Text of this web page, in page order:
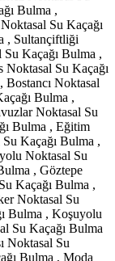
Bulma ,
Su Kaçağı
, Sultançiftliği
Kaçağı Bulma ,
Noktasal Su Kaçağı
Bostancı Noktasal
Bulma ,
Noktasal Su
Bulma , Eğitim
Kaçağı Bulma ,
Noktasal Su
, Göztepe
Kaçağı Bulma ,
Noktasal Su
Bulma , Koşuyolu
Su Kaçağı Bulma
Noktasal Su
Bulma , Moda